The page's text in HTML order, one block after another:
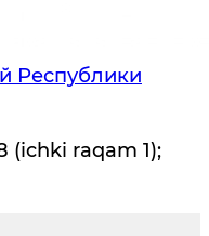
Республики
(ichki raqam 1);